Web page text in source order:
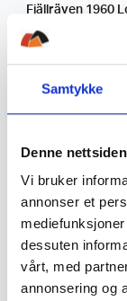
Samtykke
Denne
Vi bruker
annonser et
dessuten
vårt, med
annonsering og
Fjällräven 1960
Fjällräven
Fjällräven Abisko
Midsummer Belt